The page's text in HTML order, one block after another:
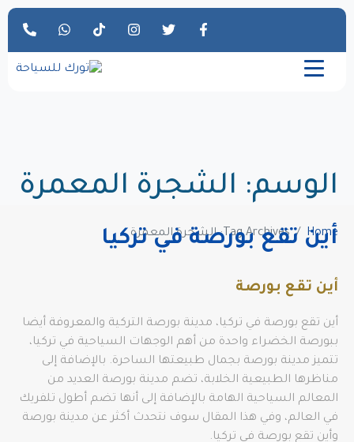
الوسم: الشجرة المعمرة
Home Tag Archives: الشجرة المعمرة
أين تقع بورصة في تركيا
أين تقع بورصة
أين تقع بورصة في تركيا، مدينة بورصة التركية والمعروفة أيضا
ببورصة الخضراء واحدة من أهم الوجهات السياحية في تركيا،
تتميز مدينة بورصة بجمال طبيعتها الساحرة. بالإضافة إلى
مناظرها الطبيعية الخلابة، تضم مدينة بورصة العديد من
المعالم السياحية الهامة بالإضافة إلى أنها تضم أطول تلفريك
في العالم، وفي هذا المقال سوف نتحدث أكثر عن مدينة بورصة
وأين تقع بورصة في تركيا.